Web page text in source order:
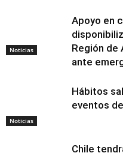
Noticias
Apoyo en
Región de
ante
Noticias
Hábitos
eventos
Chile